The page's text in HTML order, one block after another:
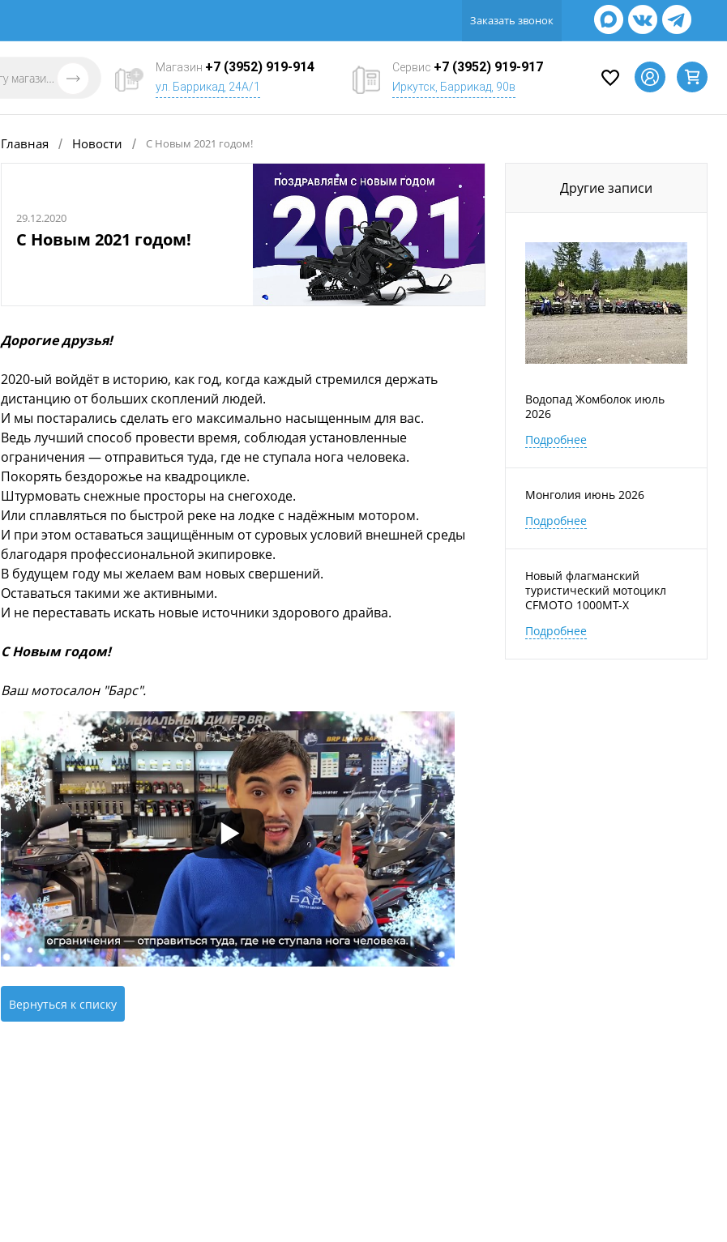
Заказать звонок
Магазин +7 (3952) 919-914
ул. Баррикад, 24А/1
Сервис +7 (3952) 919-917
Иркутск, Баррикад, 90в
Главная / Новости / С Новым 2021 годом!
29.12.2020
С Новым 2021 годом!
Дорогие друзья!
2020-ый войдёт в историю, как год, когда каждый стремился держать
дистанцию от больших скоплений людей.
И мы постарались сделать его максимально насыщенным для вас.
Ведь лучший способ провести время, соблюдая установленные
ограничения — отправиться туда, где не ступала нога человека.
Покорять бездорожье на квадроцикле.
Штурмовать снежные просторы на снегоходе.
Или сплавляться по быстрой реке на лодке с надёжным мотором.
И при этом оставаться защищённым от суровых условий внешней среды
благодаря профессиональной экипировке.
В будущем году мы желаем вам новых свершений.
Оставаться такими же активными.
И не переставать искать новые источники здорового драйва.
С Новым годом!
Ваш мотосалон "Барс".
Вернуться к списку
Другие записи
Водопад Жомболок июль
2026
Подробнее
Монголия июнь 2026
Подробнее
Новый флагманский
туристический мотоцикл
CFMOTO 1000MT-X
Подробнее